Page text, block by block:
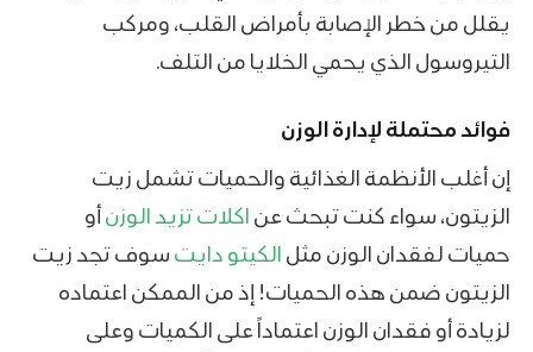
يقلل من خطر الإصابة بأمراض القلب، ومركب
التيروسول الذي يحمي الخلايا من التلف.
فوائد محتملة لإدارة الوزن
إن أغلب الأنظمة الغذائية والحميات تشمل زيت
الزيتون، سواء كنت تبحث عن اكلات تزيد الوزنأو
حميات لفقدان الوزن مثل الكيتو دايت سوف تجد زيت
الزيتون ضمن هذه الحميات! إذ من الممكن اعتماده
لزيادة أو فقدان الوزن اعتماداً على الكميات وعلى